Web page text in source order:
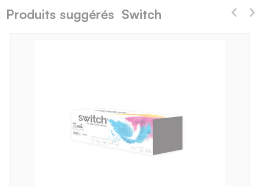
Produits suggérés Switch